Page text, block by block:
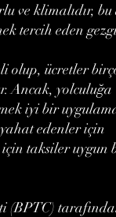
ve klimalıdır, bu
tercih eden
olup, ücretler
Ancak, yolculuğa
iyi bir
edenler için
taksiler uygun
(BPTC)